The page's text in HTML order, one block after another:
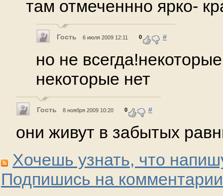
там отмеченнно ярко-
Гость 6 июля 2009 12:11 0 #
но не
некоторые нет
Гость 8 ноября 2009 10:20 0 #
они живут в забытых
Хочешь узнать, что
Подпишись на